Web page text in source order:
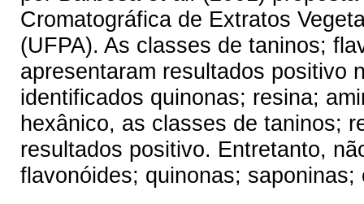
Cromatográfica de Extratos
(UFPA). As classes de taninos;
apresentaram resultados positivo
identificados quinonas; resina;
hexânico, as classes de taninos;
resultados positivo. Entretanto,
flavonóides; quinonas;